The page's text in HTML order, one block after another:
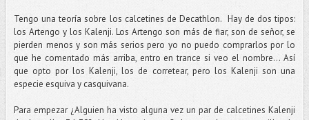
Tengo una teoría sobre los calcetines de Decathlon. Hay de dos tipos:
los Artengo y los Kalenji. Los Artengo son más de fiar, son de señor, se
pierden menos y son más serios pero yo no puedo comprarlos por lo
que he comentado más arriba, entro en trance si veo el nombre... Así
que opto por los Kalenji, los de corretear, pero los Kalenji son una
especie esquiva y casquivana.
Para empezar ¿Alguien ha visto alguna vez un par de calcetines Kalenji